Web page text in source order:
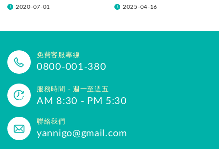
2020-07-01
一次看！
2025-04-16
免費客服專線
0800-001-380
服務時間 - 週一至週五
AM 8:30 - PM 5:30
聯絡我們
yannigo@gmail.com